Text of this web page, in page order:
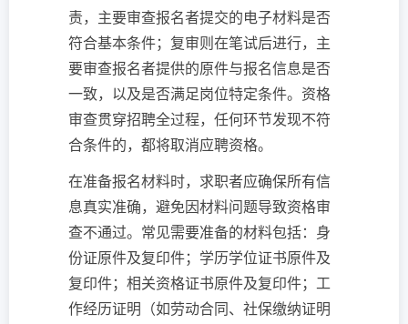
责，主要审查报名者提交的电子材料是否
符合基本条件；复审则在笔试后进行，主
要审查报名者提供的原件与报名信息是否
一致，以及是否满足岗位特定条件。资格
审查贯穿招聘全过程，任何环节发现不符
合条件的，都将取消应聘资格。
在准备报名材料时，求职者应确保所有信
息真实准确，避免因材料问题导致资格审
查不通过。常见需要准备的材料包括：身
份证原件及复印件；学历学位证书原件及
复印件；相关资格证书原件及复印件；工
作经历证明（如劳动合同、社保缴纳证明